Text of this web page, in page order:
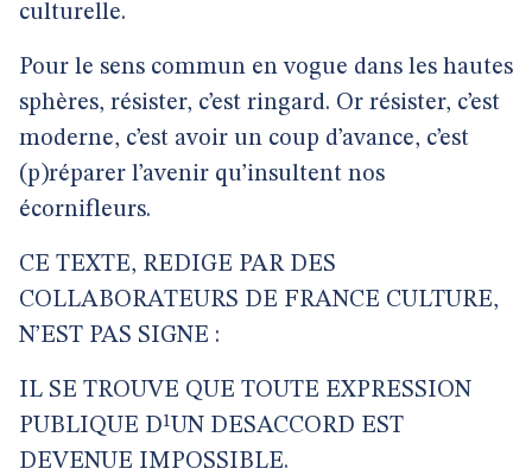
culturelle.
Pour le sens commun en vogue dans les hautes
sphères, résister, c’est ringard. Or résister, c’est
moderne, c’est avoir un coup d’avance, c’est
(p)réparer l’avenir qu’insultent nos
écornifleurs.
CE TEXTE, REDIGE PAR DES
COLLABORATEURS DE FRANCE CULTURE,
N’EST PAS SIGNE :
IL SE TROUVE QUE TOUTE EXPRESSION
PUBLIQUE D¹UN DESACCORD EST
DEVENUE IMPOSSIBLE.